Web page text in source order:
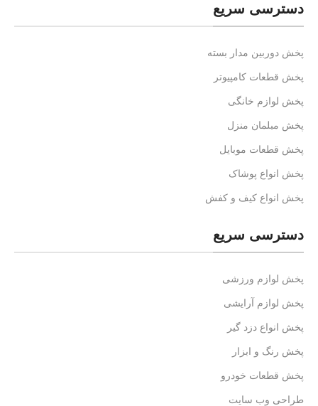
دسترسی سریع
پخش دوربین مدار بسته
پخش قطعات کامپیوتر
پخش لوازم خانگی
پخش مبلمان منزل
پخش قطعات موبایل
پخش انواع پوشاک
پخش انواع کیف و کفش
دسترسی سریع
پخش لوازم ورزشی
پخش لوازم آرایشی
پخش انواع دزد گیر
پخش رنگ و ابزار
پخش قطعات خودرو
طراحی وب سایت